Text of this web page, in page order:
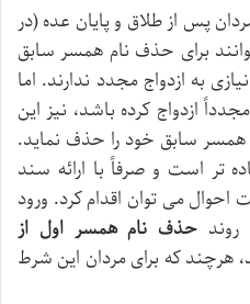
پس از طلاق و پایان عده (در
برای حذف نام همسر سابق
به ازدواج مجدد ندارند. اما
ازدواج کرده باشد، نیز این
سابق خود را حذف نماید.
تر است و صرفاً با ارائه سند
احوال می توان اقدام کرد. ورود
حذف نام همسر اول از
هرچند که برای مردان این شرط